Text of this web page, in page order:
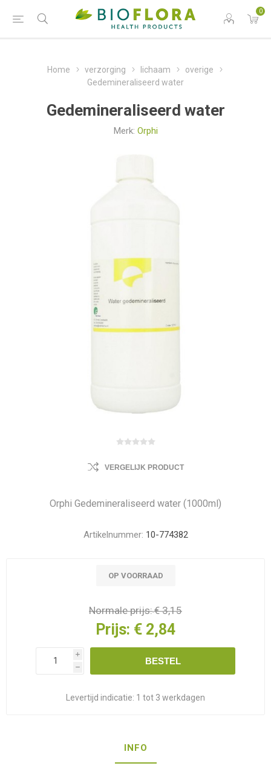
0
Home verzorging lichaam
overige
Gedemineraliseerd water
Gedemineraliseerd water
Merk: Orphi
VERGELIJK PRODUCT
Orphi Gedemineraliseerd water (1000ml)
Artikelnummer: 10-774382
OP VOORRAAD
Normale prijs:€ 3,15
Prijs: € 2,84
i
h
BESTEL
Levertijd indicatie: 1 tot 3 werkdagen
INFO